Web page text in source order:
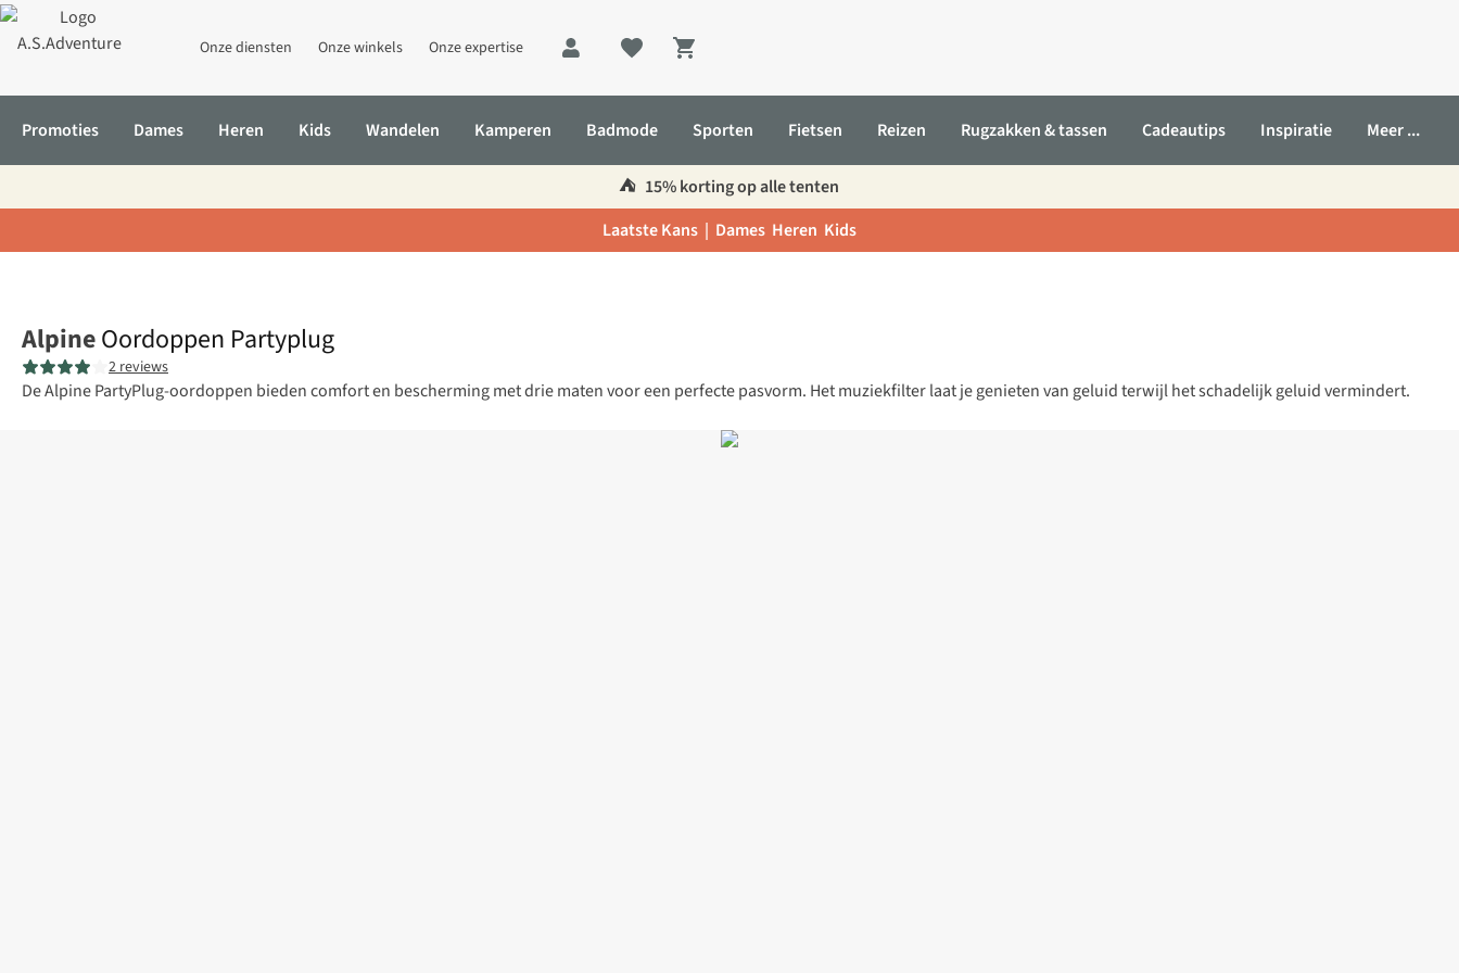
Onze diensten Onze winkels Onze expertise
Shopping cart
Promoties Dames Heren Kids Wandelen Kamperen Badmode Sporten Fietsen Reizen Rugzakken & tassen Cadeautips Inspiratie Meer ...
⛺️ 15% korting op alle tenten
Laatste Kans | Dames Heren Kids
AlpineOordoppen Partyplug
2 reviews
De Alpine PartyPlug-oordoppen bieden comfort en bescherming met drie maten voor een perfecte pasvorm. Het muziekfilter laat je genieten van geluid terwijl het schadelijk geluid vermindert.